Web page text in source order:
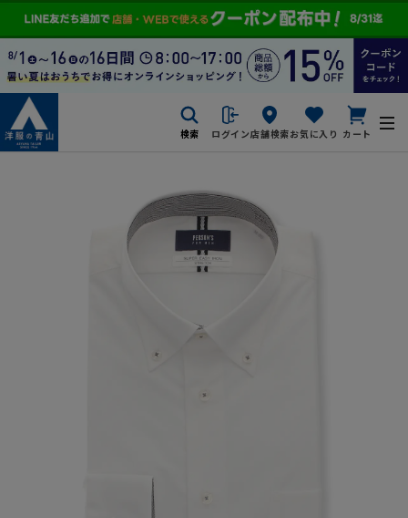
検索 ログイン店舗検索お気に入り カート